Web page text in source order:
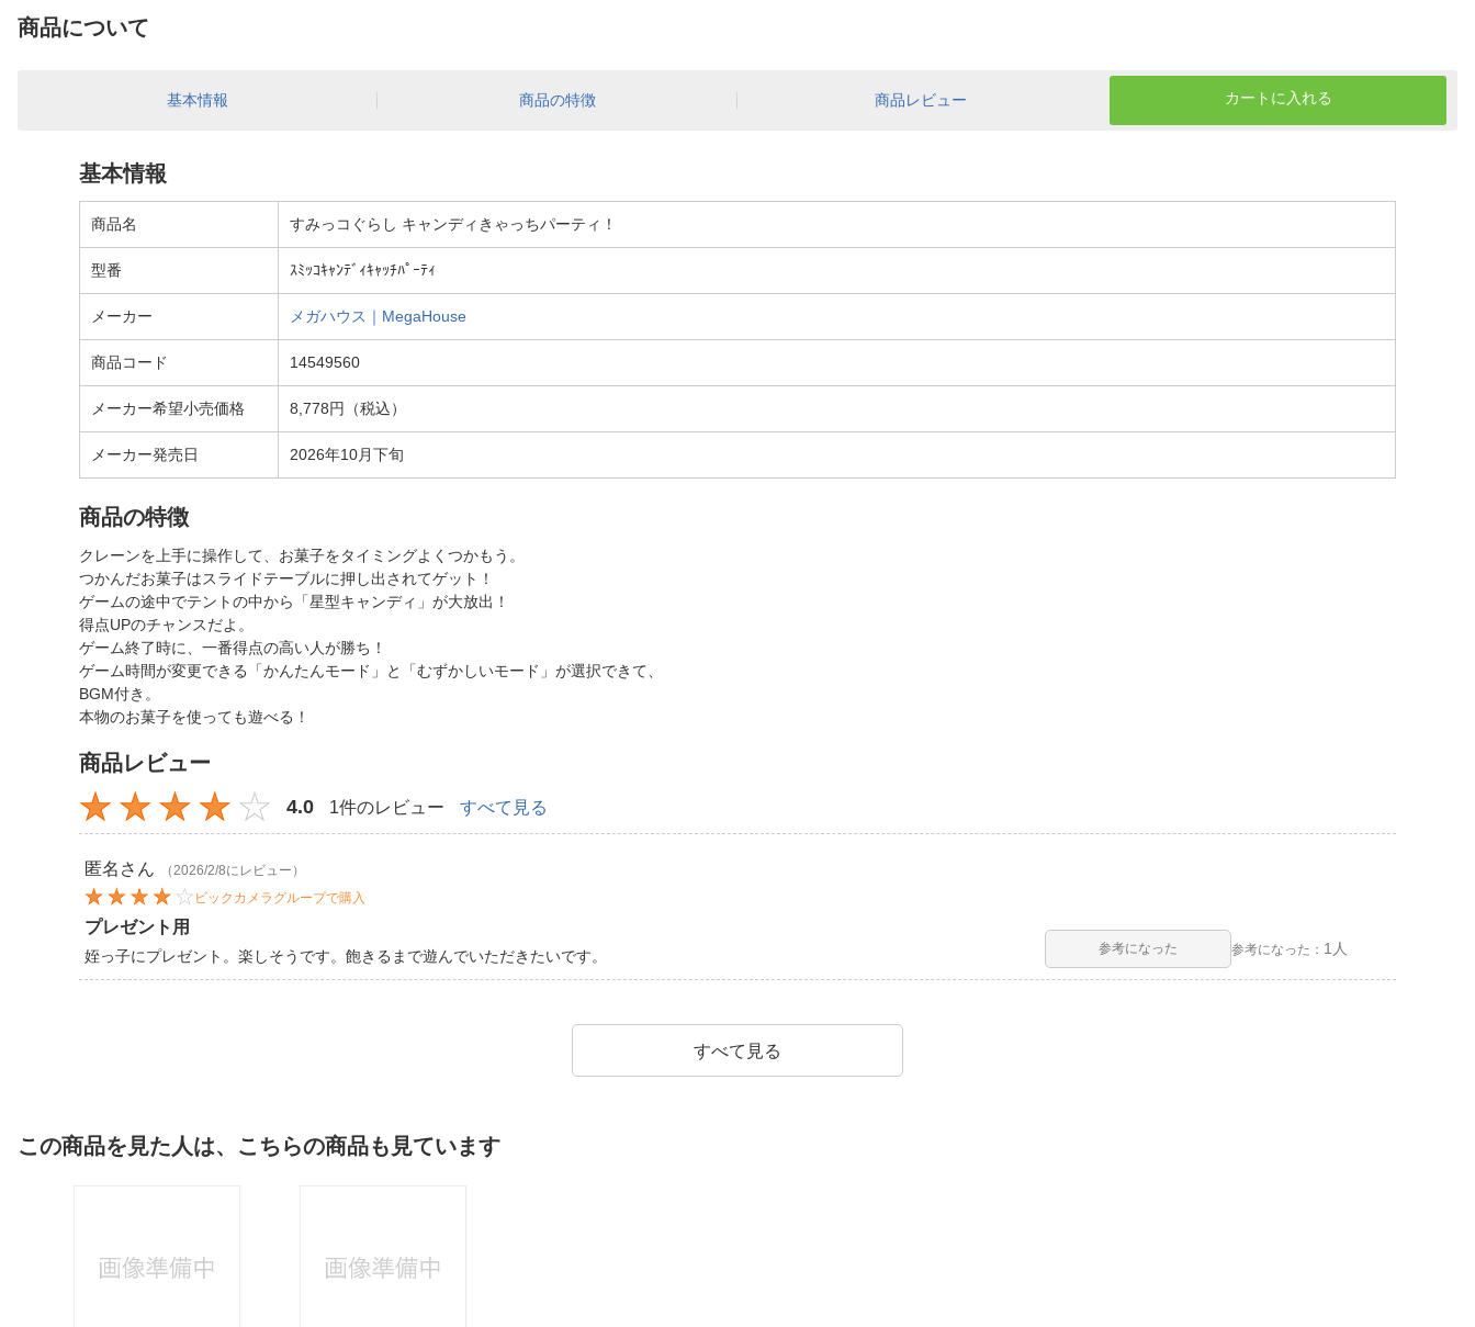
商品について
カートに入れる
基本情報 商品の特徴 商品レビュー
基本情報
商品名 すみっコぐらし キャンディきゃっちパーティ！
型番 ｽﾐｯｺｷｬﾝﾃﾞｨｷｬｯﾁﾊﾟｰﾃｨ
メーカー メガハウス｜MegaHouse
商品コード 14549560
メーカー希望小売価格 8,778円（税込）
メーカー発売日 2026年10月下旬
商品の特徴
クレーンを上手に操作して、お菓子をタイミングよくつかもう。
つかんだお菓子はスライドテーブルに押し出されてゲット！
ゲームの途中でテントの中から「星型キャンディ」が大放出！
得点UPのチャンスだよ。
ゲーム終了時に、一番得点の高い人が勝ち！
ゲーム時間が変更できる「かんたんモード」と「むずかしいモード」が選択できて、
BGM付き。
本物のお菓子を使っても遊べる！
商品レビュー
4.0 1件のレビュー すべて見る
匿名 さん
（2026/2/8にレビュー）
ビックカメラグループで購入
プレゼント用
姪っ子にプレゼント。楽しそうです。飽きるまで遊んでいただきたいです。 参考になった 参考になった： 1人
すべて見る
この商品を見た人は、こちらの商品も見ています